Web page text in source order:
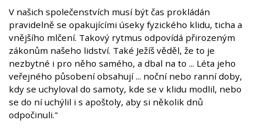
V našich společenstvích musí být čas prokládán
pravidelně se opakujícími úseky fyzického klidu, ticha a
vnějšího mlčení. Takový rytmus odpovídá přirozeným
zákonům našeho lidství. Také Ježíš věděl, že to je
nezbytné i pro něho samého, a dbal na to ... Léta jeho
veřejného působení obsahují ... noční nebo ranní doby,
kdy se uchyloval do samoty, kde se v klidu modlil, nebo
se do ní uchýlil i s apoštoly, aby si několik dnů
odpočinuli."